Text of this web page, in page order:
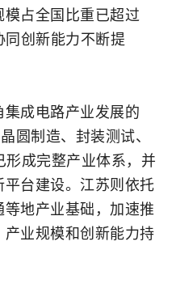
占全国比重已超过
创新能力不断提
成电路产业发展的
圆制造、封装测试、
形成完整产业体系，并
台建设。江苏则依托
地产业基础，加速推
业规模和创新能力持